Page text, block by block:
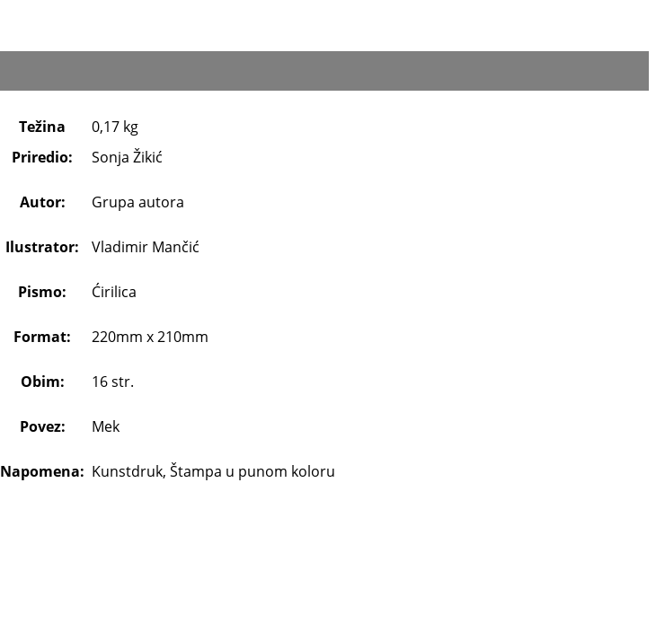
Težina
0,17 kg
Priredio:
Sonja Žikić
Autor: Grupa autora
Ilustrator: Vladimir Mančić
Pismo: Ćirilica
Format: 220mm x 210mm
Obim: 16 str.
Povez: Mek
Napomena: Kunstdruk, Štampa u punom koloru